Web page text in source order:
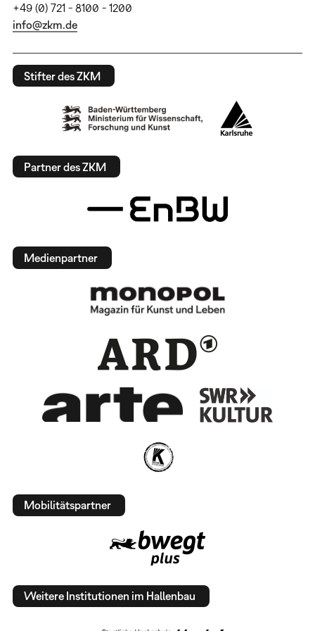
+49 (0) 721 - 8100 - 1200
info@zkm.de
Stifter des ZKM
Partner des ZKM
Medienpartner
Mobilitätspartner
Weitere Institutionen im Hallenbau